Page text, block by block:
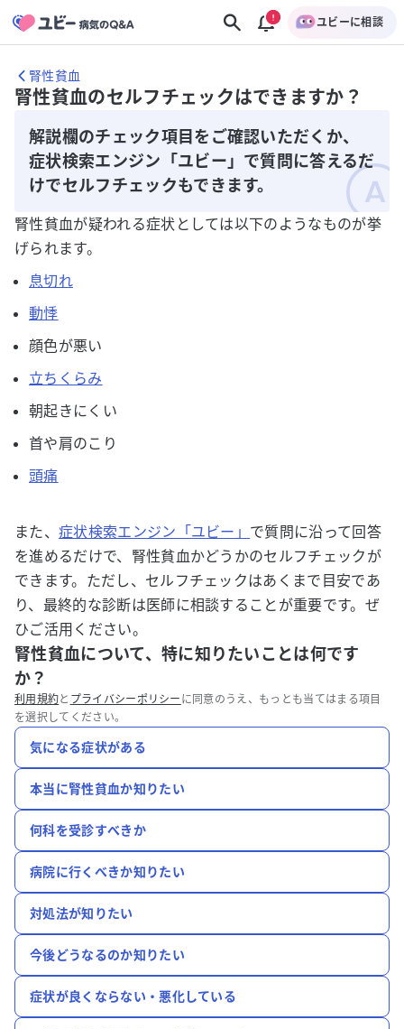
ユビーに相談
腎性貧血
腎性貧血のセルフチェックはできますか？
解説欄のチェック項目をご確認いただくか、
症状検索エンジン「ユビー」で質問に答えるだ
けでセルフチェックもできます。
腎性貧血が疑われる症状としては以下のようなものが挙
げられます。
息切れ
動悸
顔色が悪い
立ちくらみ
朝起きにくい
首や肩のこり
頭痛
また、 症状検索エンジン「ユビー」 で質問に沿って回答
を進めるだけで、腎性貧血かどうかのセルフチェックが
できます。ただし、セルフチェックはあくまで目安であ
り、最終的な診断は医師に相談することが重要です。ぜ
ひご活用ください。
腎性貧血について、特に知りたいことは何です
か？
利用規約と プライバシーポリシー に同意のうえ、もっとも当てはまる項目
を選択してください。
気になる症状がある
本当に腎性貧血か知りたい
何科を受診すべきか
病院に行くべきか知りたい
対処法が知りたい
今後どうなるのか知りたい
症状が良くならない・悪化している